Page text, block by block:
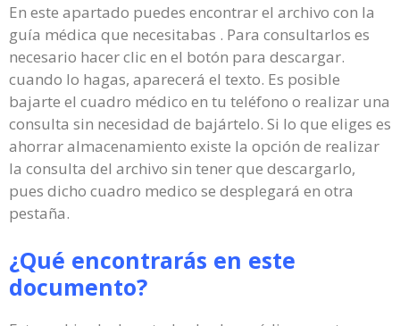
En este apartado puedes encontrar el archivo con la
guía médica que necesitabas . Para consultarlos es
necesario hacer clic en el botón para descargar.
cuando lo hagas, aparecerá el texto. Es posible
bajarte el cuadro médico en tu teléfono o realizar una
consulta sin necesidad de bajártelo. Si lo que eliges es
ahorrar almacenamiento existe la opción de realizar
la consulta del archivo sin tener que descargarlo,
pues dicho cuadro medico se desplegará en otra
pestaña.
¿Qué encontrarás en este
documento?